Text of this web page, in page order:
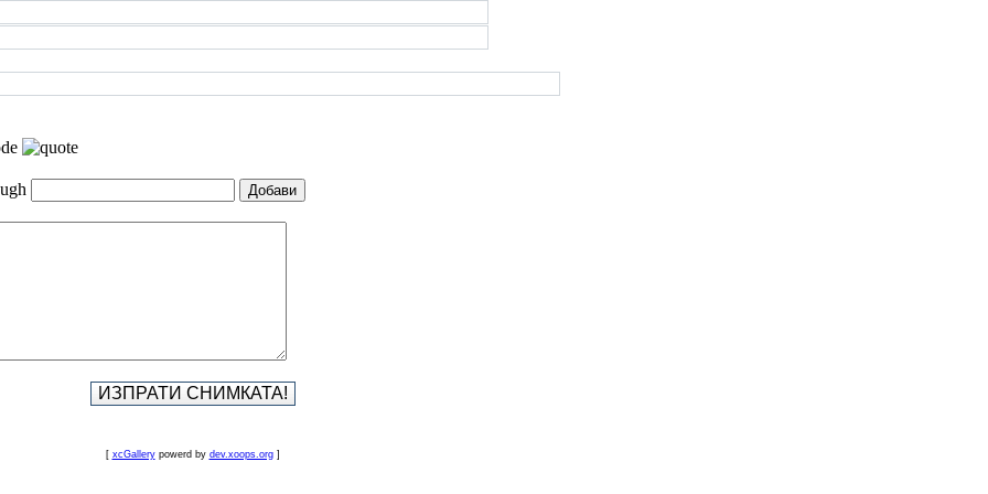
[ xcGallerypowerd by dev.xoops.org]